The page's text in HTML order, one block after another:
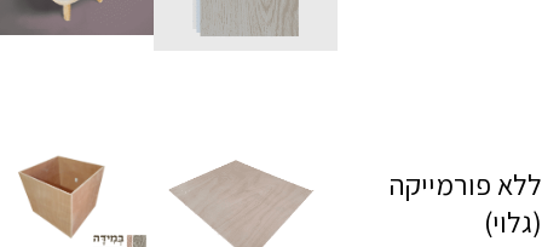
ללא פורמייקה
(גלוי)